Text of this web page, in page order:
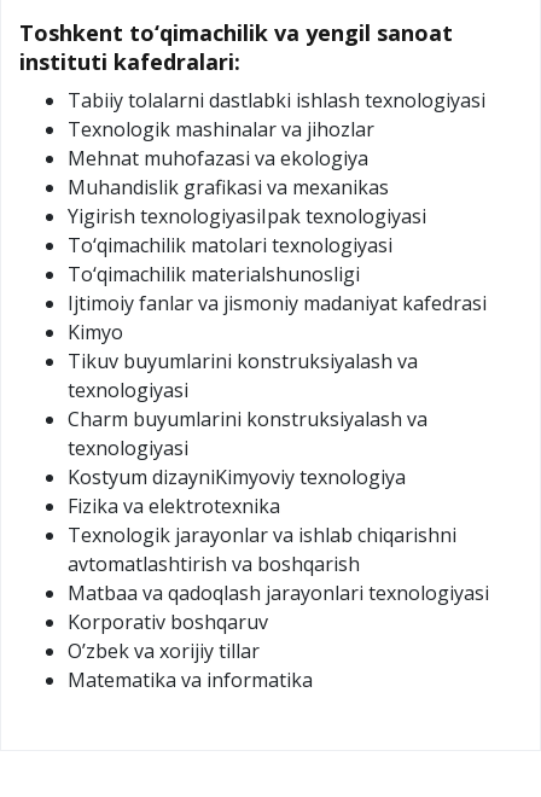
Toshkent to‘qimachilik va yengil sanoat
instituti kafedralari:
Tabiiy tolalarni dastlabki ishlash texnologiyasi
Texnologik mashinalar va jihozlar
Mehnat muhofazasi va ekologiya
Muhandislik grafikasi va mexanikas
Yigirish texnologiyasiIpak texnologiyasi
To‘qimachilik matolari texnologiyasi
To‘qimachilik materialshunosligi
Ijtimoiy fanlar va jismoniy madaniyat kafedrasi
Kimyo
Tikuv buyumlarini konstruksiyalash va
texnologiyasi
Charm buyumlarini konstruksiyalash va
texnologiyasi
Kostyum dizayniKimyoviy texnologiya
Fizika va elektrotexnika
Texnologik jarayonlar va ishlab chiqarishni
avtomatlashtirish va boshqarish
Matbaa va qadoqlash jarayonlari texnologiyasi
Korporativ boshqaruv
O’zbek va xorijiy tillar
Matematika va informatika